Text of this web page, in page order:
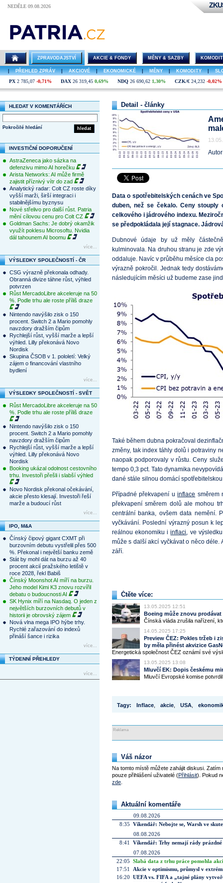
NEDĚLE 09.08.2026
ZPRAVODAJSTVÍ AKCIE & FONDY MĚNY & SAZBY
| PŘEHLED ZPRÁV | AKCIOVÉ | EKONOMICKÉ | MĚNY | KOMODITY |
PX 2 785,07 -0,71% DAX 26 319,45 0,69% NDQ 26 690,62 1,30% CZK/€ 24,232 -0,02%
HLEDAT V KOMENTÁŘÍCH
hledat
Pokročilé hledání
INVESTIČNÍ DOPORUČENÍ
AstraZeneca jako sázka na
defenzivu mimo AI horečku
Arista Networks: AI může firmě
zajistit příznivý vítr do zad
Analytický radar: Colt CZ roste díky
vyšší marži, širší integraci i
stabilnějšímu byznysu
Nové střelivo pro další růst. Patria
mění cílovou cenu pro Colt CZ
Goldman Sachs: Je dobrý okamžik
využít poklesu Microsoftu. Nvidia
dál tahounem AI boomu
více...
VÝSLEDKY SPOLEČNOSTÍ - ČR
CSG výrazně překonala odhady.
Obranná divize táhne růst, výhled
potvrzen
Růst MercadoLibre akceleruje na 50
%. Podle trhu ale roste příliš draze
Nintendo navýšilo zisk o 150
procent. Switch 2 a Mario pomohly
navzdory dražším čipům
Rychlejší růst, vyšší marže a lepší
výhled. Lilly překonává Novo
Nordisk
Skupina ČSOB v 1. pololetí: Velký
zájem o financování vlastního
bydlení
více...
VÝSLEDKY SPOLEČNOSTÍ - SVĚT
Růst MercadoLibre akceleruje na 50
%. Podle trhu ale roste příliš draze
Nintendo navýšilo zisk o 150
procent. Switch 2 a Mario pomohly
navzdory dražším čipům
Rychlejší růst, vyšší marže a lepší
výhled. Lilly překonává Novo
Nordisk
Booking ukázal odolnost cestovního
trhu. Investoři přešli i slabší výhled
Novo Nordisk překonal očekávání,
akcie přesto klesají. Investoři řeší
marže a budoucí růst
více...
IPO, M&A
Čínský čipový gigant CXMT při
burzovním debutu vystřelil přes 500
%. Překonal i největší banku země
Stát by mohl dát na burzu až 40
procent akcií pražského letiště v
roce 2028, řekl Babiš
Čínský Moonshot AI míří na burzu.
Jeho model Kimi K3 znovu rozvířil
debatu o budoucnosti AI
SK Hynix míří na Nasdaq. O jeden z
největších burzovních debutů v
historii je obrovský zájem
Nová vlna mega IPO hýbe trhy.
Rychlé zařazování do indexů
přináší šance i rizika
více...
TÝDENNÍ PŘEHLEDY
více...
Detail - články
Data o spotřebitelských cenách ve
duben, než se čekalo. Ceny
celkového i jádrového indexu.
se předpokládala její stagnace.
Dubnové údaje by už měly
kulminovala. Na druhou stranu je zde
oddaluje. Navíc v průběhu měsíce cla
výrazně pokročil. Jednak tedy
následujícím měsíci už budeme zase
Také během dubna pokračoval
změny, tak index táhly dolů i potraviny
naopak podporovaly v růstu. Ceny
tempo 0,3 pct. Tato dynamika
dané stále silnou domácí
Případné překvapení uinflace směrem
překvapení směrem dolů ale mohou
centrální banka, ovšem data nemění.
vyčkávání. Poslední výrazný posun k
reálnou ekonomiku iinflaci, ve
může s další akcí vyčkávat o něco
září.
Čtěte více:
13.05.2025 12:51
Boeing může znovu
Čínská vláda zrušila nařízení,
14.05.2025 17:25
Preview ČEZ: Pokles tržeb i
by měla přinést akvizice
Energetická společnost ČEZ oznámí své
13.05.2025 13:08
Mluvčí EK: Dopis českému
Mluvčí Evropské komise
Tagy: Inflace akcie USA
Reklama
Váš názor
Na tomto místě můžete zahájit diskusi.
pouze přihlášení uživatelé (Přihlásit). Pokud
zde
Aktuální komentáře
09.08.2026
8:35 Víkendář: Nebojte se, Warsh ve
08.08.2026
8:41
Víkendář: Trhy nemají rády prázdné
07.08.2026
22:05 Slabá data z trhu práce pomohla
17:51
Akcie v optimismu, průmysl v
16:20 UEFA vs. FIFA a „tajné plány